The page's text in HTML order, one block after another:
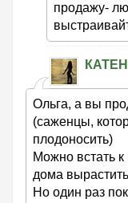
продажу-
Ольга, а вы
(саженцы,
плодоносить)
Можно встать
дома вырастить
Но один раз